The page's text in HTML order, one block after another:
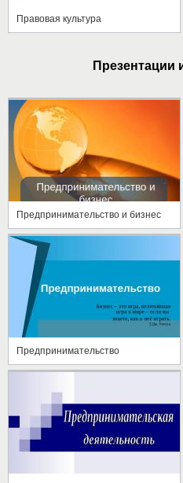
Правовая культура
Презентации
Предпринимательство и бизнес
Предпринимательство